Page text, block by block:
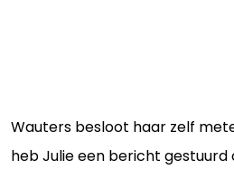
Wauters besloot haar zelf
heb Julie een bericht